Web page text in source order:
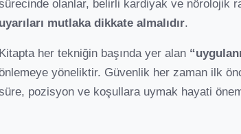
olanlar, belirli kardiyak ve nörolojik
uyarıları mutlaka dikkate almalıdır.
Kitapta her tekniğin başında yer alan
yöneliktir. Güvenlik her zaman ilk
pozisyon ve koşullara uymak hayati